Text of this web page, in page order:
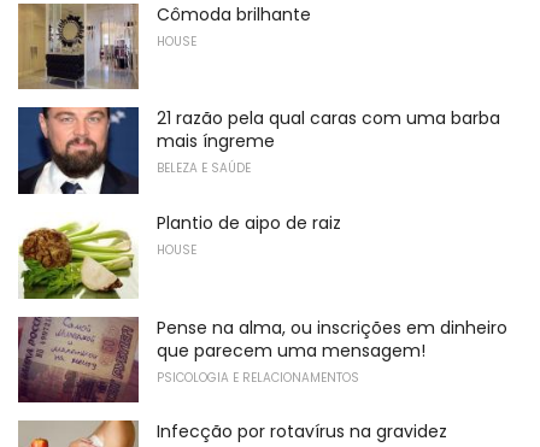
Cômoda brilhante
HOUSE
21 razão pela qual caras com uma barba
mais íngreme
BELEZA E SAÚDE
Plantio de aipo de raiz
HOUSE
Pense na alma, ou inscrições em dinheiro
que parecem uma mensagem!
PSICOLOGIA E RELACIONAMENTOS
Infecção por rotavírus na gravidez